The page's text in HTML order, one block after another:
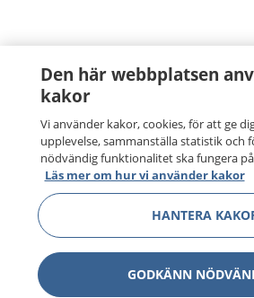
Den här webbplatsen
kakor
Vi använder kakor, cookies, för att ge
upplevelse, sammanställa statistik och
nödvändig funktionalitet ska fungera
Läs mer om hur vi använder kakor
HANTERA
GODKÄNN